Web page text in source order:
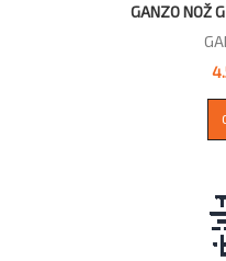
GANZO NOŽ